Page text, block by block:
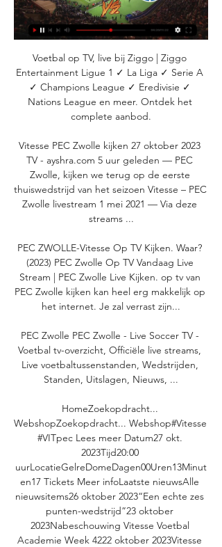
Voetbal op TV, live bij Ziggo | Ziggo
Entertainment Ligue 1 ✓ La Liga ✓ Serie A
✓ Champions League ✓ Eredivisie ✓
Nations League en meer. Ontdek het
complete aanbod.
Vitesse PEC Zwolle kijken 27 oktober 2023
TV - ayshra.com 5 uur geleden — PEC
Zwolle, kijken we terug op de eerste
thuiswedstrijd van het seizoen Vitesse – PEC
Zwolle livestream 1 mei 2021 — Via deze
streams ...
PEC ZWOLLE-Vitesse Op TV Kijken. Waar?
(2023) PEC Zwolle Op TV Vandaag Live
Stream | PEC Zwolle Live Kijken. op tv van
PEC Zwolle kijken kan heel erg makkelijk op
het internet. Je zal verrast zijn...
PEC Zwolle PEC Zwolle - Live Soccer TV -
Voetbal tv-overzicht, Officiële live streams,
Live voetbaltussenstanden, Wedstrijden,
Standen, Uitslagen, Nieuws, ...
HomeZoekopdracht...
WebshopZoekopdracht... Webshop#Vitesse
#VITpec Lees meer Datum27 okt.
2023Tijd20:00
uurLocatieGelreDomeDagen00Uren13Minut
en17 Tickets Meer infoLaatste nieuwsAlle
nieuwsitems26 oktober 2023“Een echte zes
punten-wedstrijd”23 oktober
2023Nabeschouwing Vitesse Voetbal
Academie Week 4222 oktober 2023Vitesse